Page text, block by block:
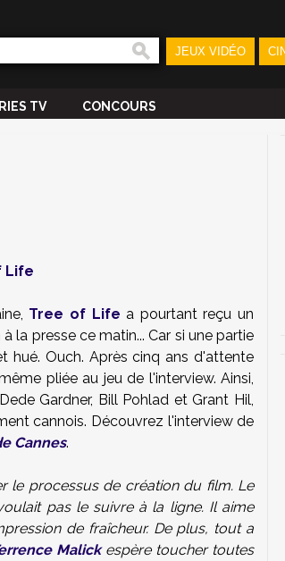
JEUX VIDÉO
TV CONCOURS
Life
Tree of Life a pourtant reçu un
la presse ce matin... Car si une partie
hué. Ouch. Après cinq ans d'attente
pliée au jeu de l'interview. Ainsi,
Gardner, Bill Pohlad et Grant Hil,
cannois. Découvrez l'interview de
Cannes.
le processus de création du film. Le
pas le suivre à la ligne. Il aime
de fraîcheur. De plus, tout a
Malickespère toucher toutes